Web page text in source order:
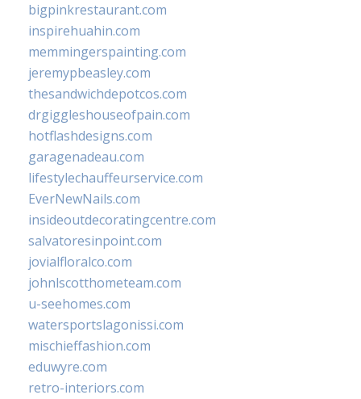
bigpinkrestaurant.com
inspirehuahin.com
memmingerspainting.com
jeremypbeasley.com
thesandwichdepotcos.com
drgiggleshouseofpain.com
hotflashdesigns.com
garagenadeau.com
lifestylechauffeurservice.com
EverNewNails.com
insideoutdecoratingcentre.com
salvatoresinpoint.com
jovialfloralco.com
johnlscotthometeam.com
u-seehomes.com
watersportslagonissi.com
mischieffashion.com
eduwyre.com
retro-interiors.com